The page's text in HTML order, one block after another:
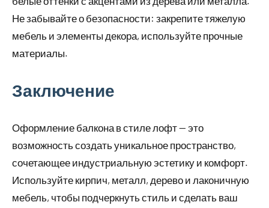
Не забывайте о безопасности: закрепите тяжелую
мебель и элементы декора, используйте прочные
материалы.
Заключение
Оформление балкона в стиле лофт — это
возможность создать уникальное пространство,
сочетающее индустриальную эстетику и комфорт.
Используйте кирпич, металл, дерево и лаконичную
мебель, чтобы подчеркнуть стиль и сделать ваш